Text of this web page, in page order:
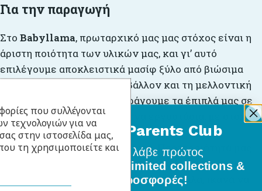
Για την παραγωγή
Στο Babyllama, πρωταρχικό μας μας στόχος είναι η
άριστη ποιότητα των υλικών μας, και γι’ αυτό
επιλέγουμε αποκλειστικά μασίφ ξύλο από βιώσιμα
δάση, με σεβασμό στο περιβάλλον και τη μελλοντική
γενιά. Σχεδιάζουμε και παράγουμε τα έπιπλά μας σε
συνεργασία με εξειδικευμένα εργοστάσια, με στόχο
να προσφέρουμε λύσεις που συνδυάζουν την
αισθητική με την πρακτικότητα. Προτεραιότητά μας
είναι πάντα ο πελάτης και με πάθος δημιουργούμε
λειτουργικά και καλοσχεδιασμένα έπιπλα, ικανά να
που συλλέγονται
τεχνολογιών για να
στην ιστοσελίδα μας,
τη χρησιμοποιείτε και
BabyLlama Parents Club
Γίνε μέλοςκαι λάβε πρώτος
όλα τα νέα σχέδια, limited collections &
ειδικές προσφορές!